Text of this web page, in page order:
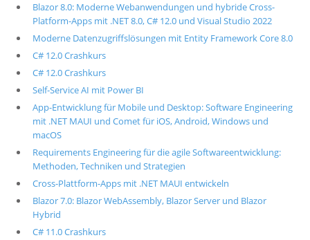
Blazor 8.0: Moderne Webanwendungen und hybride Cross-
Platform-Apps mit .NET 8.0, C# 12.0 und Visual Studio 2022
Moderne Datenzugriffslösungen mit Entity Framework Core 8.0
C# 12.0 Crashkurs
C# 12.0 Crashkurs
Self-Service AI mit Power BI
App-Entwicklung für Mobile und Desktop: Software Engineering
mit .NET MAUI und Comet für iOS, Android, Windows und
macOS
Requirements Engineering für die agile Softwareentwicklung:
Methoden, Techniken und Strategien
Cross-Plattform-Apps mit .NET MAUI entwickeln
Blazor 7.0: Blazor WebAssembly, Blazor Server und Blazor
Hybrid
C# 11.0 Crashkurs